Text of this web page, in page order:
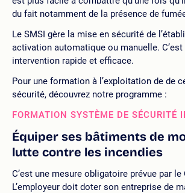
du fait notamment de la présence de
Le SMSI gère la mise en sécurité de
activation automatique ou manuelle. C’est
intervention rapide et efficace.
Pour une formation à l’exploitation de de
sécurité, découvrez notre programme :
FORMATION SYSTÈME DE SÉCURITÉ
Équiper ses bâtiments de
lutte contre les incendies
C’est une mesure obligatoire prévue par le
L’employeur doit doter son entreprise de